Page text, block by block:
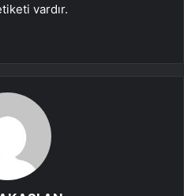
vardır.